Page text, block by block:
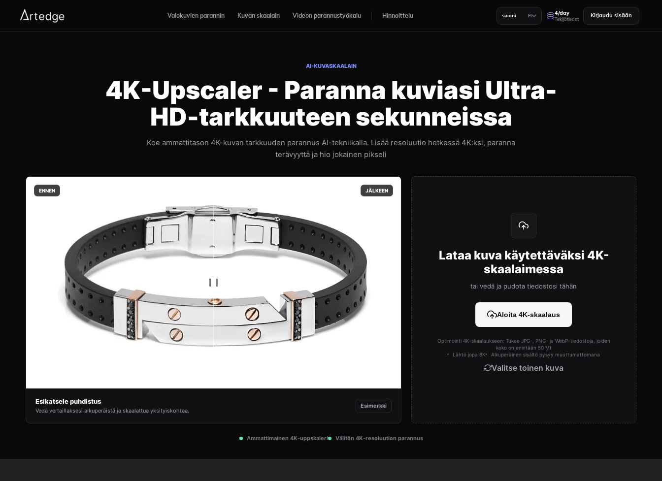
Valokuvien parannin Kuvan skaalain Videon parannustyökalu Hinnoittelu suomi FI 4/day
Tekijätiedot Kirjaudu sisään
AI-KUVASKAALAIN
4K-Upscaler - Paranna kuviasi Ultra-
HD-tarkkuuteen sekunneissa
Koe ammattitason 4K-kuvan tarkkuuden parannus AI-tekniikalla. Lisää resoluutio hetkessä 4K:ksi, paranna
terävyyttä ja hio jokainen pikseli
ENNEN JÄLKEEN
Esikatsele puhdistus
Vedä vertaillaksesi alkuperäistä ja skaalattua yksityiskohtaa.
Esimerkki
Lataa kuva käytettäväksi 4K-
skaalaimessa
tai vedä ja pudota tiedostosi tähän
Aloita 4K-skaalaus
Optimointi 4K-skaalaukseen: Tukee JPG-, PNG- ja WebP-tiedostoja, joiden
koko on enintään 50 Mt
Lähtö jopa 8K
Alkuperäinen sisältö pysyy muuttumattomana
Valitse toinen kuva
Ammattimainen 4K-uppskaleri Välitön 4K-resoluution parannus